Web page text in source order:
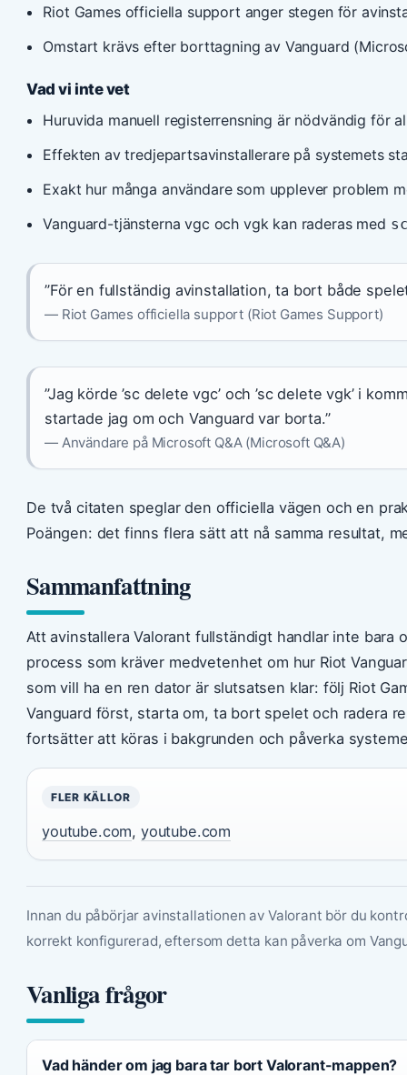
Riot Games officiella support anger stegen för
Omstart krävs efter borttagning av Vanguard
Vad vi inte vet
Huruvida manuell registerrensning är nödvändig för
Effekten av tredjepartsavinstallerare på systemets
Exakt hur många användare som upplever problem
Vanguard-tjänsterna vgc och vgk kan raderas med
”För en fullständig avinstallation, ta bort både
— Riot Games officiella support (Riot Games Support)
”Jag körde ’sc delete vgc’ och ’sc delete vgk’ i
startade jag om och Vanguard var borta.”
— Användare på Microsoft Q&A (Microsoft Q&A)
De två citaten speglar den officiella vägen och en
Poängen: det finns flera sätt att nå samma resultat,
Sammanfattning
Att avinstallera Valorant fullständigt handlar inte
process som kräver medvetenhet om hur Riot
som vill ha en ren dator är slutsatsen klar: följ Riot
Vanguard först, starta om, ta bort spelet och radera
fortsätter att köras i bakgrunden och påverka
FLER KÄLLOR
youtube.com, youtube.com
Innan du påbörjar avinstallationen av Valorant bör du
korrekt konfigurerad, eftersom detta kan påverka om
Vanliga frågor
Vad händer om jag bara tar bort Valorant-mappen?